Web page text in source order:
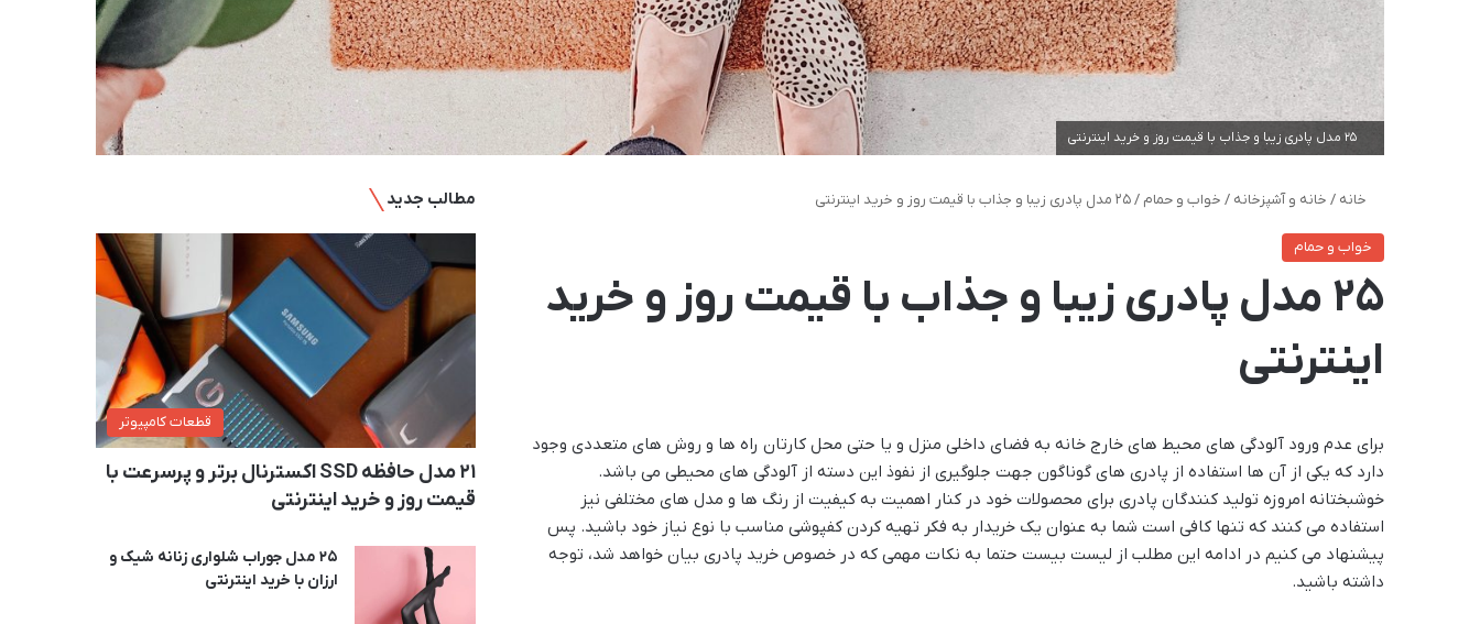
خانه / خانه و آشپزخانه / خواب و حمام /25 مدل پادری زیبا و جذاب با قیمت روز و خرید اینترنتی
خواب و حمام
25 مدل پادری زیبا و جذاب با قیمت روز و خرید
اینترنتی
برای عدم ورود آلودگی های محیط های خارج خانه به فضای داخلی منزل و یا حتی محل کارتان راه ها و روش های متعددی وجود
دارد که یکی از آن ها استفاده از پادری های گوناگون جهت جلوگیری از نفوذ این دسته از آلودگی های محیطی می باشد.
خوشبختانه امروزه تولید کنندگان پادری برای محصولات خود در کنار اهمیت به کیفیت از رنگ ها و مدل های مختلفی نیز
استفاده می کنند که تنها کافی است شما به عنوان یک خریدار به فکر تهیه کردن کفپوشی مناسب با نوع نیاز خود باشید. پس
پیشنهاد می کنیم در ادامه این مطلب از لیست بیست حتما به نکات مهمی که در خصوص خرید پادری بیان خواهد شد، توجه
داشته باشید.
مطالب جدید
قطعات کامپیوتر
21 مدل حافظه SSD اکسترنال برتر و پرسرعت با
قیمت روز و خرید اینترنتی
25 مدل جوراب شلواری زنانه شیک و
ارزان با خرید اینترنتی